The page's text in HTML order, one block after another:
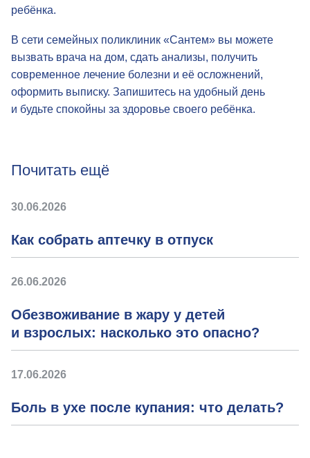
учитывая тяжесть болезни и противопоказания
В сети семейных поликлиник «Сантем» вы можете
вызвать врача на дом, сдать анализы, получить
современное лечение болезни и её осложнений,
оформить выписку. Запишитесь на удобный день
Как собрать аптечку в отпуск
Обезвоживание в жару у детей и взрослых:
насколько это опасно?
Боль в ухе после купания: что делать?